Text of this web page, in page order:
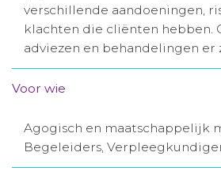
Aanmelden nieuwsbrief
verschillende aandoeningen,
klachten die cliënten hebben.
adviezen en behandelingen er
Voor wie
Agogisch en maatschappelijk
Begeleiders,